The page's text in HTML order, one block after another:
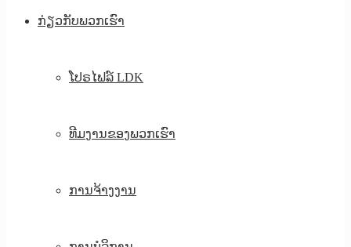
ກ່ຽວກັບພວກເຮົາ
ໂປຣໄຟລ໌ LDK
ທີມງານຂອງພວກເຮົາ
ການຈ້າງງານ